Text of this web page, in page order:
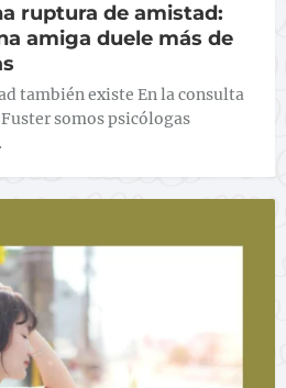
ruptura de amistad:
amiga duele más de
también existe En la consulta
somos psicólogas